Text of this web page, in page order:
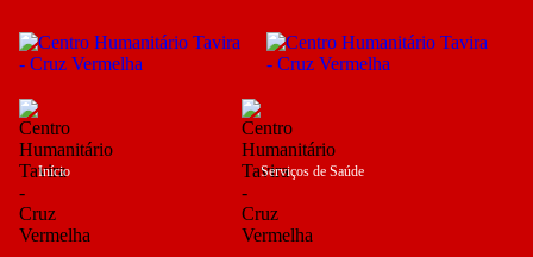
Início Serviços de Saúde